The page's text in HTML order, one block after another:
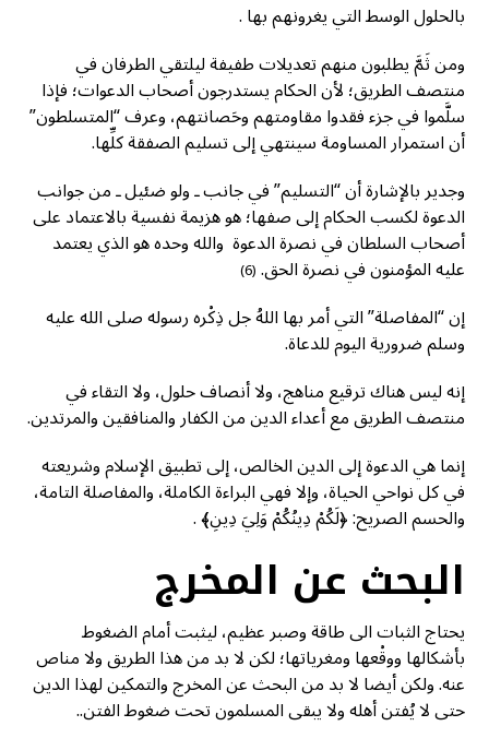
بالحلول الوسط التي يغرونهم بها .
ومن ثَمَّ يطلبون منهم تعديلات طفيفة ليلتقي الطرفان في
منتصف الطريق؛ لأن الحكام يستدرجون أصحاب الدعوات؛ فإذا
سلَّموا في جزء فقدوا مقاومتهم وحَصانتهم، وعرف “المتسلطون”
أن استمرار المساومة سينتهي إلى تسليم الصفقة كلِّها.
وجدير بالإشارة أن “التسليم” في جانب ـ ولو ضئيل ـ من جوانب
الدعوة لكسب الحكام إلى صفها؛ هو هزيمة نفسية بالاعتماد على
أصحاب السلطان في نصرة الدعوة والله وحده هو الذي يعتمد
عليه المؤمنون في نصرة الحق.(6)
إن “المفاصلة” التي أمر بها اللهُ جل ذِكْره رسوله صلى الله عليه
وسلم ضرورية اليوم للدعاة.
إنه ليس هناك ترقيع مناهج، ولا أنصاف حلول، ولا التقاء في
منتصف الطريق مع أعداء الدين من الكفار والمنافقين والمرتدين.
إنما هي الدعوة إلى الدين الخالص، إلى تطبيق الإسلام وشريعته
في كل نواحي الحياة، وإلا فهي البراءة الكاملة، والمفاصلة التامة،
والحسم الصريح: ﴿لَكُمْ دِينُكُمْ وَلِيَ دِينِ﴾ .
البحث عن المخرج
يحتاج الثبات الى طاقة وصبر عظيم، ليثبت أمام الضغوط
بأشكالها ووقْعها ومغرياتها؛ لكن لا بد من هذا الطريق ولا مناص
عنه. ولكن أيضا لا بد من البحث عن المخرج والتمكين لهذا الدين
حتى لا يُفتن أهله ولا يبقى المسلمون تحت ضغوط الفتن..